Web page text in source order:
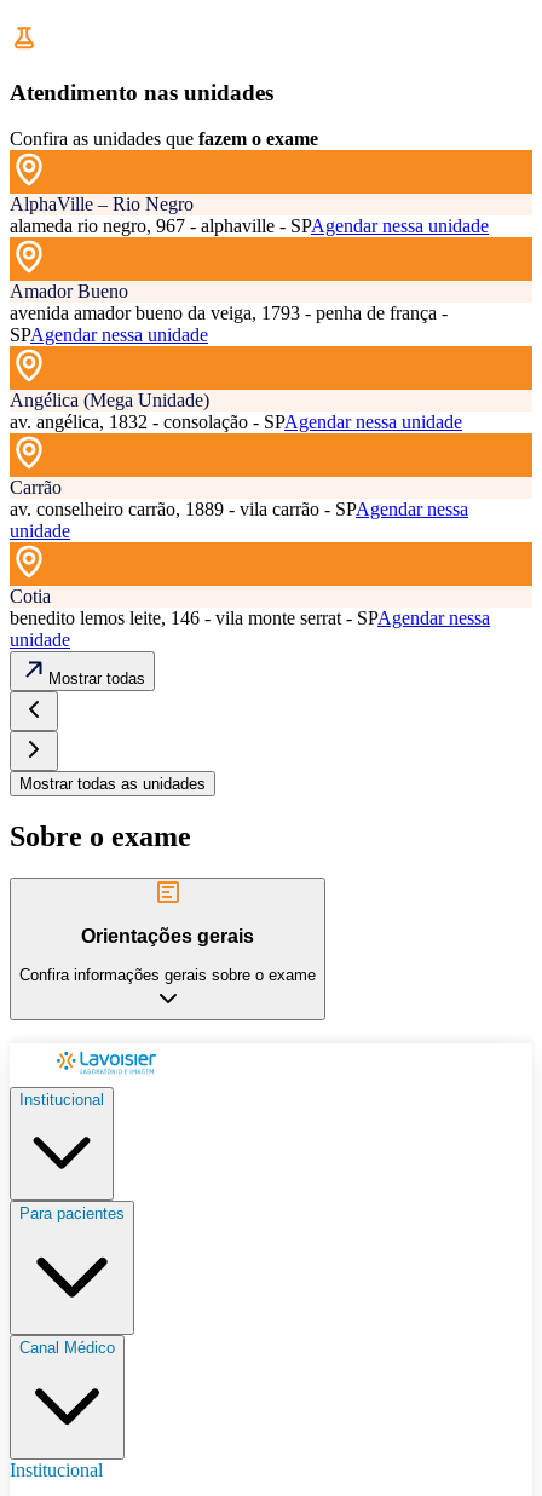
Atendimento nas unidades
Confira as unidades que fazem o exame
AlphaVille – Rio Negro
alameda rio negro, 967 - alphaville - SPAgendar nessa unidade
Amador Bueno
avenida amador bueno da veiga, 1793 - penha de frança -
SPAgendar nessa unidade
Angélica (Mega Unidade)
av. angélica, 1832 - consolação - SPAgendar nessa unidade
Carrão
av. conselheiro carrão, 1889 - vila carrão - SPAgendar nessa
unidade
Cotia
benedito lemos leite, 146 - vila monte serrat - SPAgendar nessa
unidade
Mostrar todas
Mostrar todas as unidades
Sobre o exame
Orientações gerais
Confira informações gerais sobre o exame
Institucional
Para pacientes
Canal Médico
Institucional